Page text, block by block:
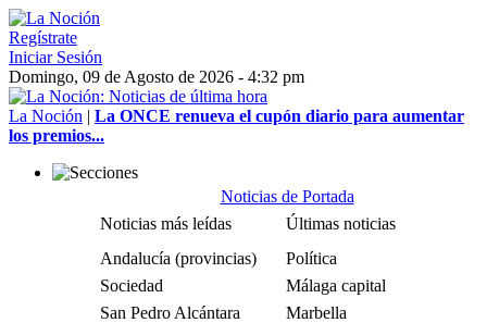
Regístrate
Iniciar Sesión
Domingo, 09 de Agosto de 2026 - 4:32 pm
La Noción | La ONCE renueva el cupón diario para aumentar
los premios...
Noticias de Portada
Noticias más leídas
Últimas noticias
Andalucía (provincias)
Política
Sociedad
Málaga capital
San Pedro Alcántara
Marbella